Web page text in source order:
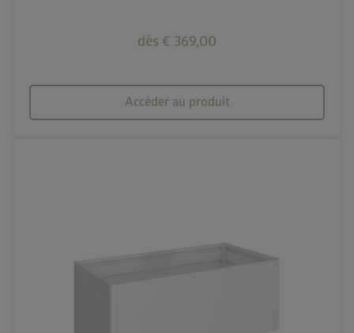
dès € 369,00
Accéder au produit